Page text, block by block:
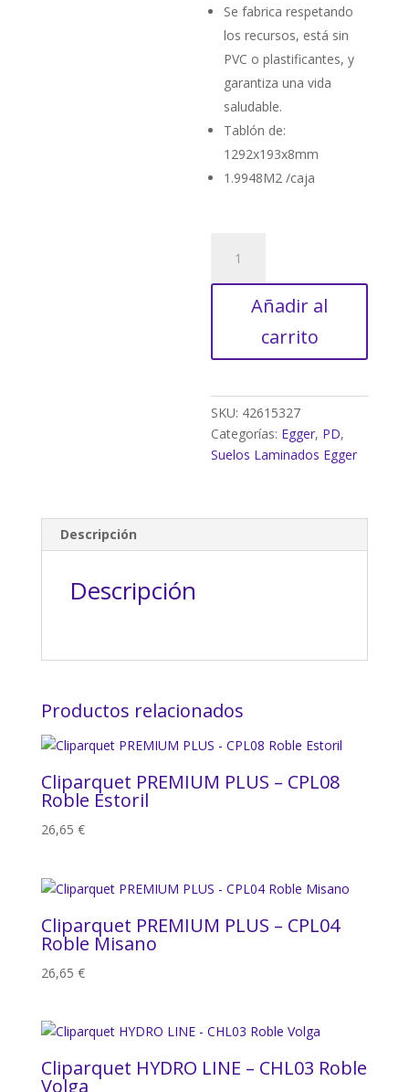
Se fabrica respetando
los recursos, está sin
PVC o plastificantes, y
garantiza una vida
saludable.
Tablón de:
1292x193x8mm
1.9948M2 /caja
EL1242
Acacia
SheffieldAñadir al
carrito
SKU: 42615327
Categorías: Egger, PD,
Suelos Laminados Egger
Descripción
Descripción
Productos relacionados
Cliparquet PREMIUM PLUS – CPL08
Roble Estoril
26,65 €
Cliparquet PREMIUM PLUS – CPL04
Roble Misano
26,65 €
Cliparquet HYDRO LINE – CHL03 Roble
Volga